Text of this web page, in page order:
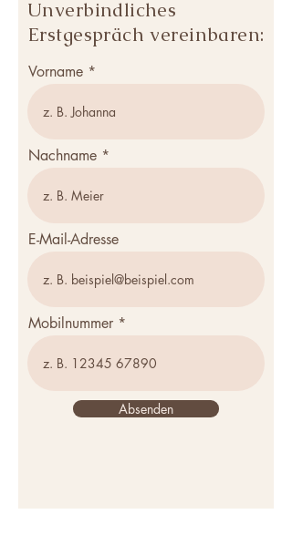
Unverbindliches
Erstgespräch vereinbaren:
Vorname
Nachname
E-Mail-Adresse
Mobilnummer
Absenden